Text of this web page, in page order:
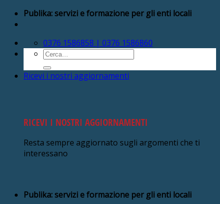
Salta Publika: servizi e formazione per gli enti locali
0376 1586858 | 0376 1586860
Cerca:
Ricevi i nostri aggiornamenti
RICEVI I NOSTRI AGGIORNAMENTI
Resta sempre aggiornato sugli argomenti che ti
interessano
Publika: servizi e formazione per gli enti locali